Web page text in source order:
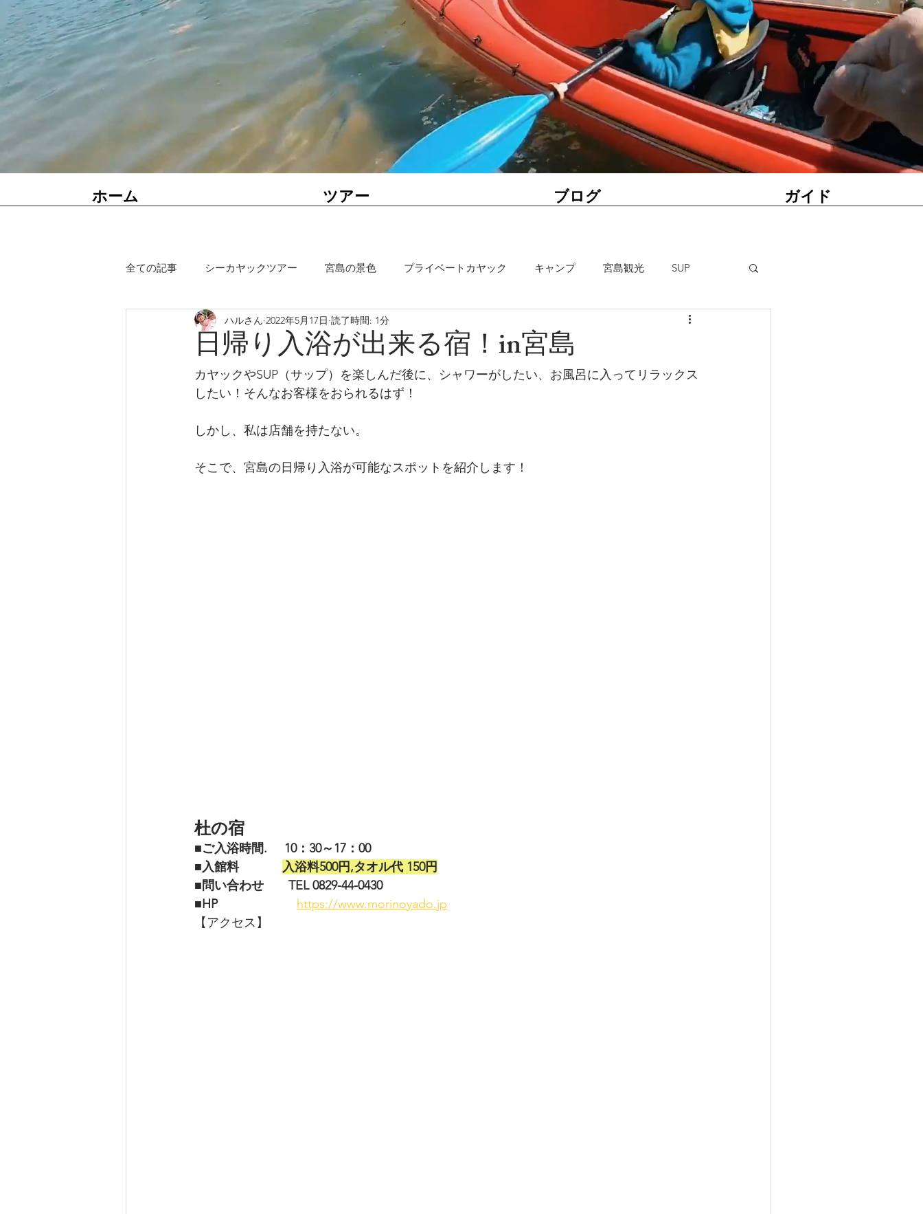
ホーム ツアー ブログ ガイド
全ての記事 シーカヤックツアー 宮島の景色 プライベートカヤック キャンプ 宮島観光 SUP
home-miylajima-kayak
日帰り入浴が出来る宿！in宮島
ハルさん 2022年5月17日 読了時間: 1分
カヤックやSUP（サップ）を楽しんだ後に、シャワーがしたい、お風呂に入ってリラックス
したい！そんなお客様をおられるはず！
しかし、私は店舗を持たない。
そこで、宮島の日帰り入浴が可能なスポットを紹介します！
杜の宿
■ご入浴時間.     10：30～17：00
■入館料 入浴料500円,タオル代 150円
■問い合わせ　　TEL 0829-44-0430
■HP
https://www.morinoyado.jp
【アクセス】